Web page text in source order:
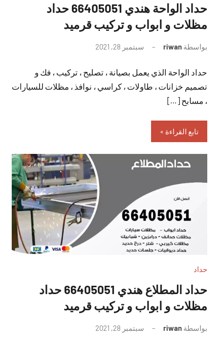
حداد الواحة هندي 66405051 حداد
مظلات و ابواب و تركيب قرميد
بواسطة riwan سبتمبر 28, 2021
تعليقات
حداد الواحة الذي يعمل بصيانة ، تصليح ، تركيب ، فك و
تصميم خزانات ، طاولات ، كراسي ، نوافذ ، مظلات للسيارات
، مسابح […]
تابع القراءة
حداد
حداد المطلاع هندي 66405051 حداد
مظلات و ابواب و تركيب قرميد
بواسطة riwan سبتمبر 28, 2021